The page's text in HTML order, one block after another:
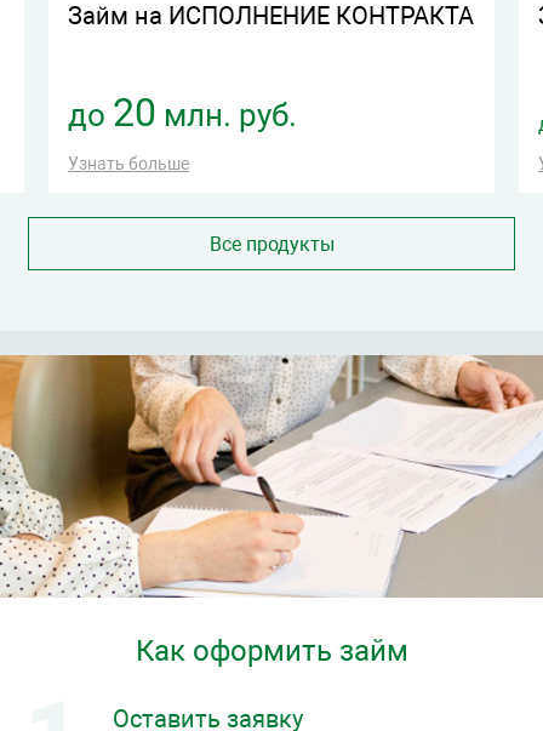
Займ на ИСПОЛНЕНИЕ КОНТРАКТА
до 20 млн. руб.
Узнать больше
Все продукты
Как оформить займ
Оставить заявку